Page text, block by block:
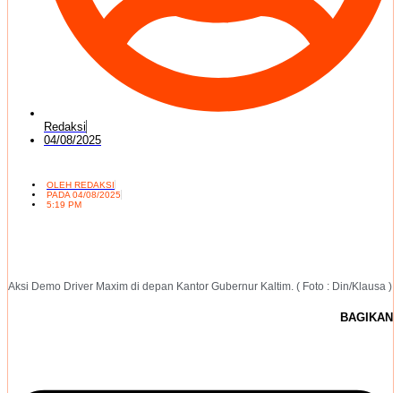
Redaksi
04/08/2025
OLEH REDAKSI
PADA04/08/2025
5:19 PM
Aksi Demo Driver Maxim di depan Kantor Gubernur Kaltim. ( Foto : Din/Klausa )
BAGIKAN